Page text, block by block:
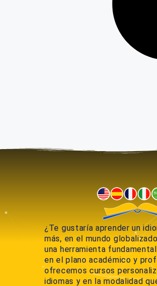
¿Te gustaría aprender un
más, en el mundo
una herramienta
en el plano académico y
ofrecemos cursos
idiomas y en la modalidad